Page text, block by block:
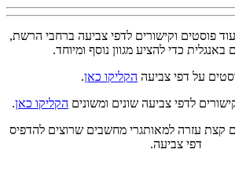
פוסטים וקישורים לדפי צביעה ברחבי הרשת,
כדי להציע מגוון נוסף ומיוחד.
על דפי צביעה הקליקו כאן.
לדפי צביעה שונים ומשונים הקליקו כאן.
קצת עזרה למאותגרי מחשבים שרוצים להדפיס
דפי צביעה.